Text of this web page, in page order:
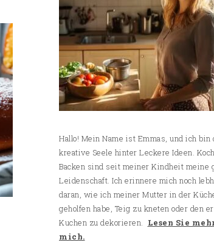
Hallo! Mein Name ist Emmas, und ich bin
kreative Seele hinter Leckere Ideen.
Backen sind seit meiner Kindheit meine
Leidenschaft. Ich erinnere mich noch
daran, wie ich meiner Mutter in der
geholfen habe, Teig zu kneten oder den
Kuchen zu dekorieren. Lesen Sie
mich.